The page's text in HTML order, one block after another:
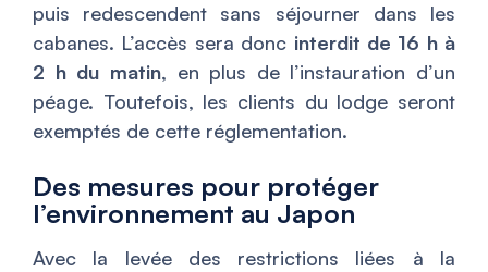
puis redescendent sans séjourner dans les
cabanes. L’accès sera donc interdit de 16 h à
2 h du matin, en plus de l’instauration d’un
péage. Toutefois, les clients du lodge seront
exemptés de cette réglementation.
Des mesures pour protéger
l’environnement au Japon
Avec la levée des restrictions liées à la